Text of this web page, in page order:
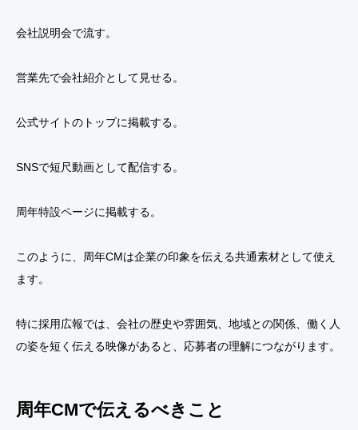
会社説明会で流す。
営業先で会社紹介として見せる。
公式サイトのトップに掲載する。
SNSで短尺動画として配信する。
周年特設ページに掲載する。
このように、周年CMは企業の印象を伝える共通素材として使え
ます。
特に採用広報では、会社の歴史や雰囲気、地域との関係、働く人
の姿を短く伝える映像があると、応募者の理解につながります。
周年CMで伝えるべきこと